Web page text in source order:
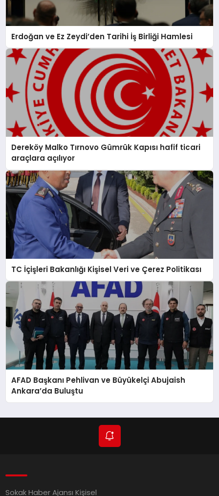
Erdoğan ve Ez Zeydi’den Tarihi İş Birliği Hamlesi
Dereköy Malko Tırnovo Gümrük Kapısı hafif ticari
araçlara açılıyor
TC İçişleri Bakanlığı Kişisel Veri ve Çerez Politikası
AFAD Başkanı Pehlivan ve Büyükelçi Abujaish
Ankara’da Buluştu
Sokak Haber Ajansı Kişisel